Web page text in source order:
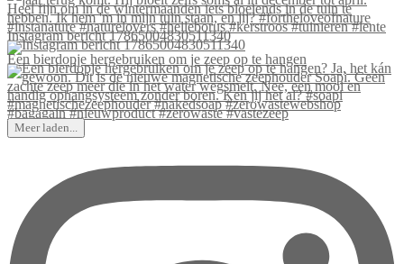
Instagram bericht 17865004830511340
Een bierdopje hergebruiken om je zeep op te hangen
Meer laden...